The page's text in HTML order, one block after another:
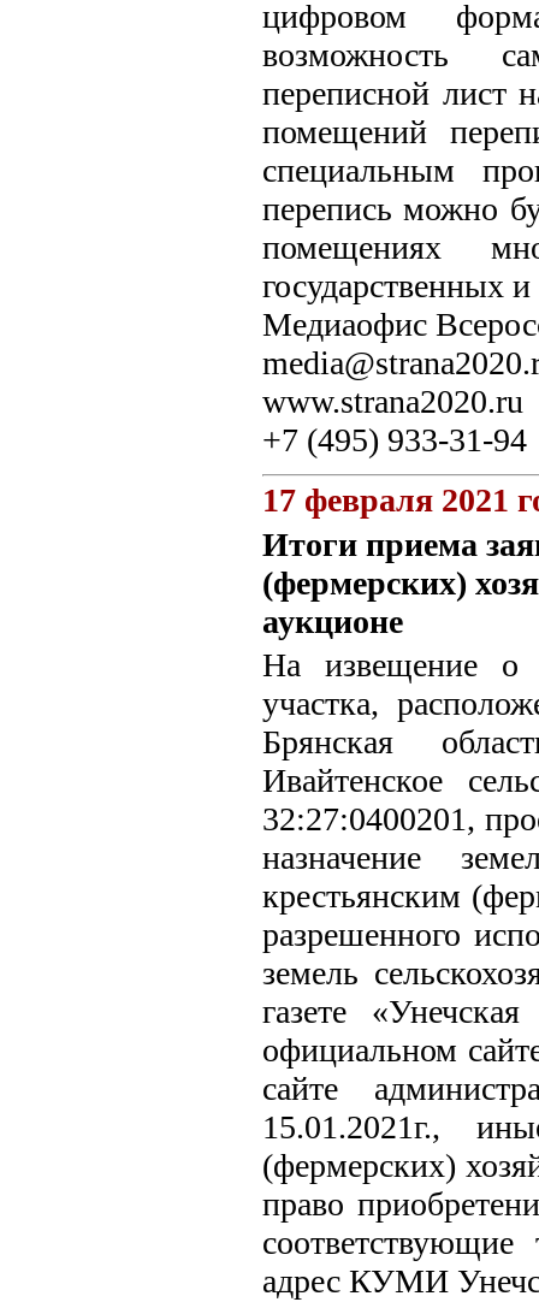
цифровом
возможность
переписной лист
помещений
специальным
перепись можно
помещениях
государственных
Медиаофис
www.strana2020.ru
+7 (495) 933-31-94
17 февраля 2021
Итоги приема
(фермерских)
аукционе
На извещение о
участка,
Брянская
Ивайтенское
32:27:0400201,
назначение
крестьянским
разрешенного
земель
газете
официальном
сайте
15.01.2021г.,
(фермерских)
право
адрес КУМИ